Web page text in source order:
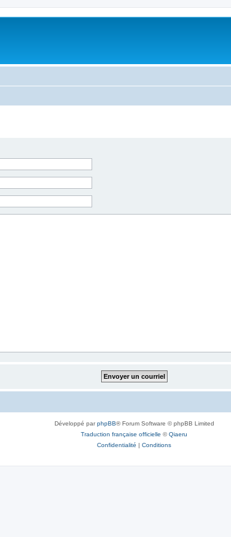
Développé parphpBB® Forum Software © phpBB Limited
Traduction française officielle ©Qiaeru
Confidentialité | Conditions